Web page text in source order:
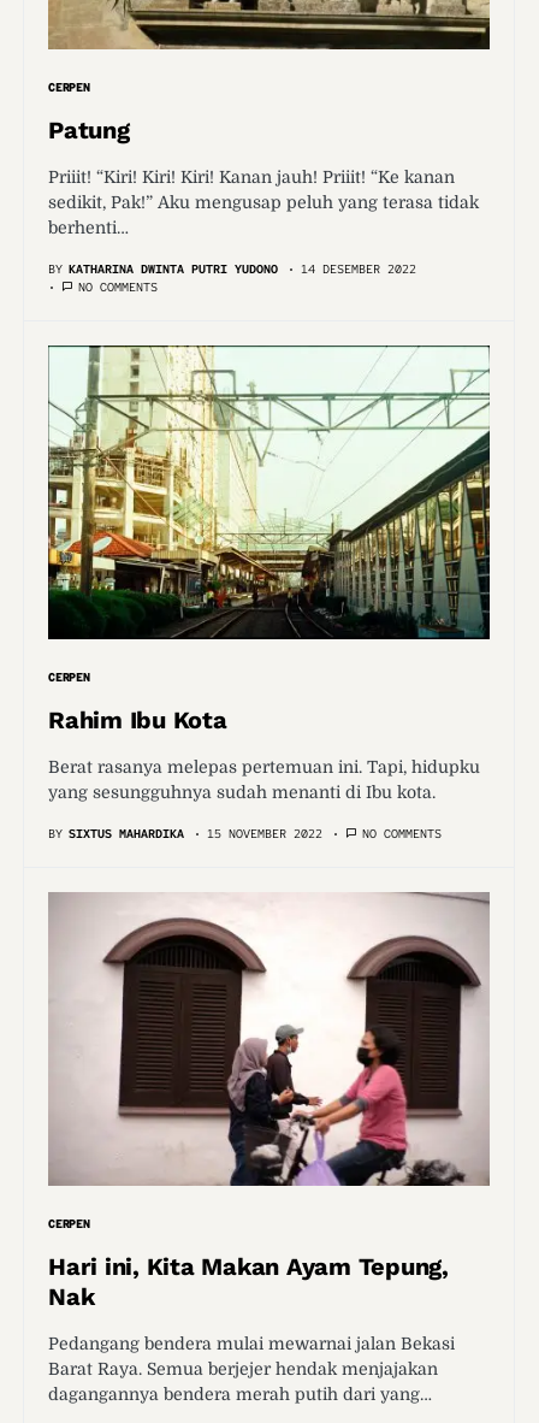
CERPEN
Patung
Priiit! “Kiri! Kiri! Kiri! Kanan jauh! Priiit! “Ke kanan
sedikit, Pak!” Aku mengusap peluh yang terasa tidak
berhenti…
BY KATHARINA DWINTA PUTRI YUDONO
14 DESEMBER 2022
NO COMMENTS
CERPEN
Rahim Ibu Kota
Berat rasanya melepas pertemuan ini. Tapi, hidupku
yang sesungguhnya sudah menanti di Ibu kota.
BY SIXTUS MAHARDIKA 15 NOVEMBER 2022 NO COMMENTS
CERPEN
Hari ini, Kita Makan Ayam Tepung,
Nak
Pedangang bendera mulai mewarnai jalan Bekasi
Barat Raya. Semua berjejer hendak menjajakan
dagangannya bendera merah putih dari yang…